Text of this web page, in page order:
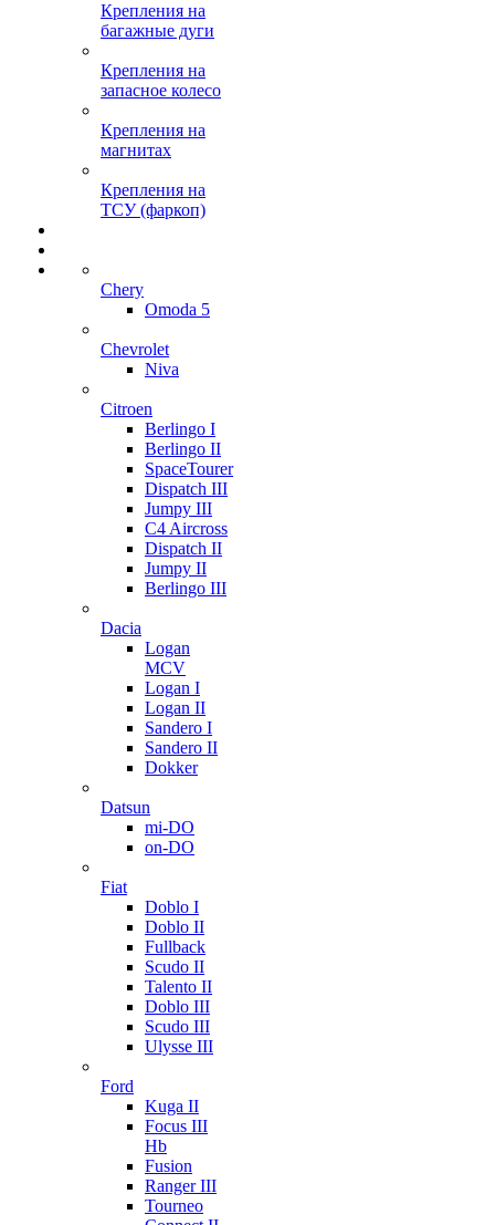
Крепления на
багажные дуги
Крепления на
запасное колесо
Крепления на
магнитах
Крепления на
ТСУ (фаркоп)
Chery
Omoda 5
Chevrolet
Niva
Citroen
Berlingo I
Berlingo II
SpaceTourer
Dispatch III
Jumpy III
C4 Aircross
Dispatch II
Jumpy II
Berlingo III
Dacia
Logan
MCV
Logan I
Logan II
Sandero I
Sandero II
Dokker
Datsun
mi-DO
on-DO
Fiat
Doblo I
Doblo II
Fullback
Scudo II
Talento II
Doblo III
Scudo III
Ulysse III
Ford
Kuga II
Focus III
Hb
Fusion
Ranger III
Tourneo